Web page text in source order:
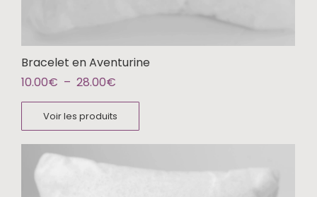
Bracelet en Aventurine
10.00€ – 28.00€
Voir les produits